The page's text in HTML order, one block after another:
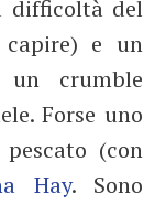
difficoltà del
e un
un crumble
Forse uno
(con
Hay. Sono